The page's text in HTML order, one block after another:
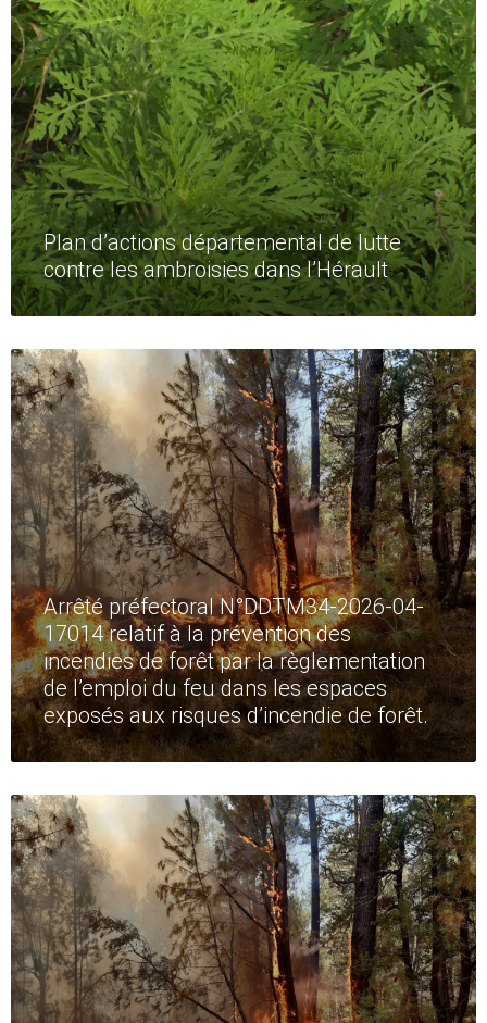
Plan d’actions départemental de lutte
contre les ambroisies dans l’Hérault
Arrêté préfectoral N°DDTM34-2026-04-
17014 relatif à la prévention des
incendies de forêt par la règlementation
de l’emploi du feu dans les espaces
exposés aux risques d’incendie de forêt.
Read
More
Read
More